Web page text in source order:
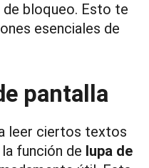
de bloqueo. Esto te
esenciales de
pantalla
leer ciertos textos
función de lupa de